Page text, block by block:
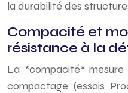
la durabilité des
Compacité et
résistance à la
La *compacité*
compactage (essais